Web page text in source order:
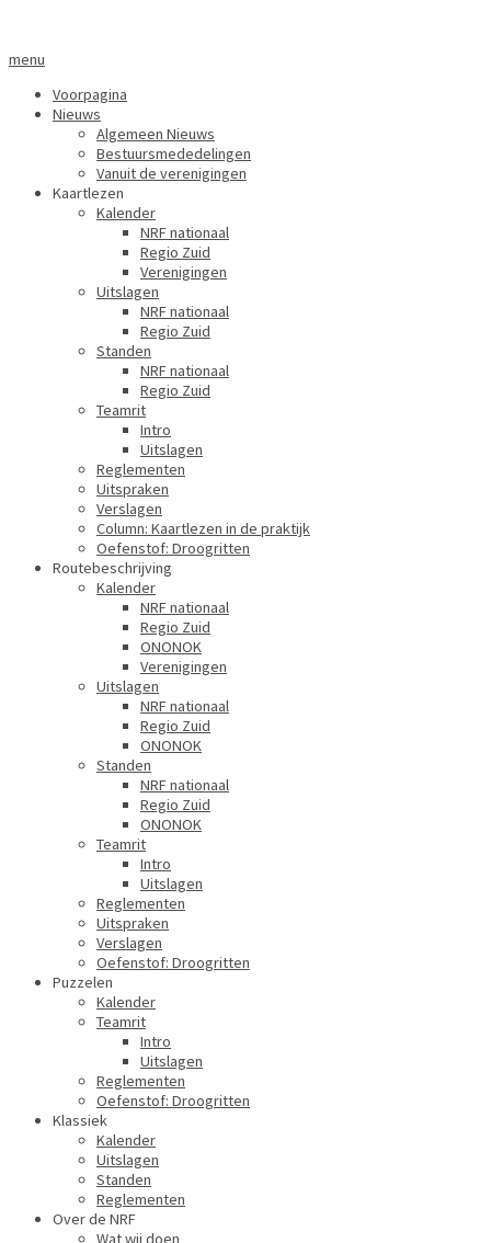
menu
Voorpagina
Nieuws
Algemeen Nieuws
Bestuursmededelingen
Vanuit de verenigingen
Kaartlezen
Kalender
NRF nationaal
Regio Zuid
Verenigingen
Uitslagen
NRF nationaal
Regio Zuid
Standen
NRF nationaal
Regio Zuid
Teamrit
Intro
Uitslagen
Reglementen
Uitspraken
Verslagen
Column: Kaartlezen in de praktijk
Oefenstof: Droogritten
Routebeschrijving
Kalender
NRF nationaal
Regio Zuid
ONONOK
Verenigingen
Uitslagen
NRF nationaal
Regio Zuid
ONONOK
Standen
NRF nationaal
Regio Zuid
ONONOK
Teamrit
Intro
Uitslagen
Reglementen
Uitspraken
Verslagen
Oefenstof: Droogritten
Puzzelen
Kalender
Teamrit
Intro
Uitslagen
Reglementen
Oefenstof: Droogritten
Klassiek
Kalender
Uitslagen
Standen
Reglementen
Over de NRF
Wat wij doen